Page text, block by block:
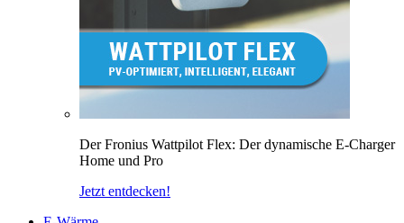
Der Fronius Wattpilot Flex: Der dynamische E-Charger
Home und Pro
Jetzt entdecken!